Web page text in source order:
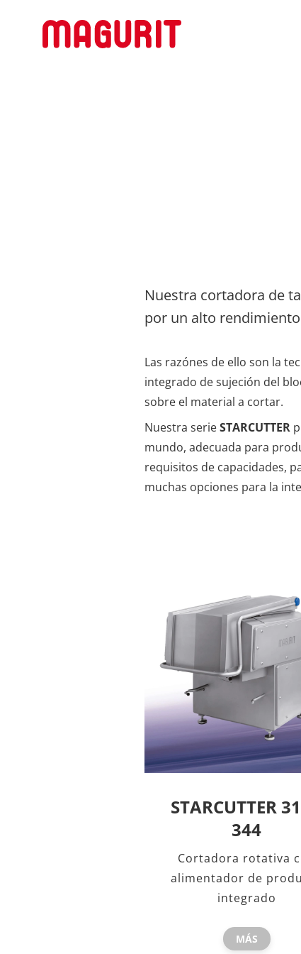
Nuestra cortadora de
por un alto
Las razónes de ello son la
integrado de sujeción del
sobre el material a cortar.
Nuestra serieSTARCUTTER
mundo, adecuada para
requisitos de capacidades,
muchas opciones para la
STARCUTTER
344
Cortadora rotativa
alimentador de
integrado
MÁS